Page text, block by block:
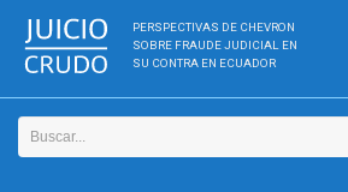
PERSPECTIVAS DE CHEVRON
SOBRE FRAUDE JUDICIAL EN
SU CONTRA EN ECUADOR